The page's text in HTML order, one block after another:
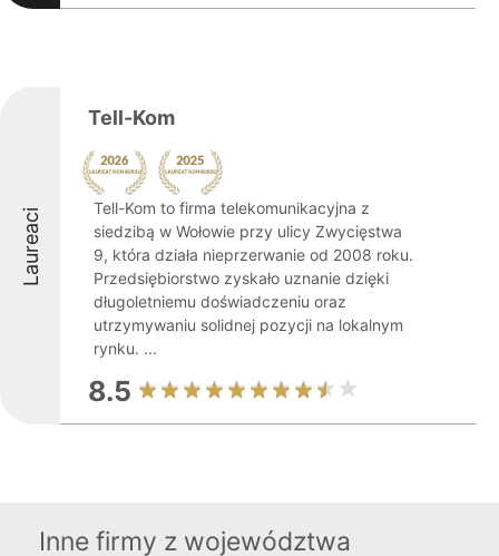
Laureaci
Tell-Kom
Tell-Kom to firma telekomunikacyjna z
siedzibą w Wołowie przy ulicy Zwycięstwa
9, która działa nieprzerwanie od 2008 roku.
Przedsiębiorstwo zyskało uznanie dzięki
długoletniemu doświadczeniu oraz
utrzymywaniu solidnej pozycji na lokalnym
rynku. ...
8.5
Inne firmy z województwa